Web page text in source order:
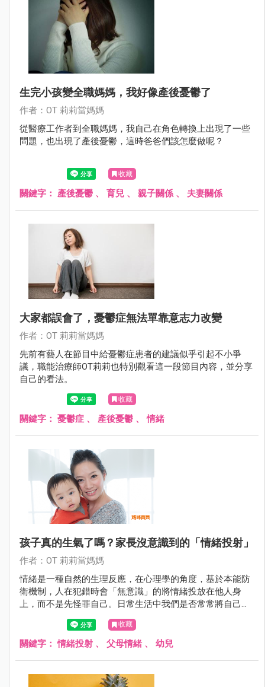
生完小孩變全職媽媽，我好像產後憂鬱了
作者：OT 莉莉當媽媽
從醫療工作者到全職媽媽，我自己在角色轉換上出現了一些
問題，也出現了產後憂鬱，這時爸爸們該怎麼做呢？
收藏
關鍵字： 產後憂鬱 、 育兒 、 親子關係 、 夫妻關係
大家都誤會了，憂鬱症無法單靠意志力改變
作者：OT 莉莉當媽媽
先前有藝人在節目中給憂鬱症患者的建議似乎引起不小爭
議，職能治療師OT莉莉也特別觀看這一段節目內容，並分享
自己的看法。
收藏
關鍵字： 憂鬱症 、 產後憂鬱 、情緒
孩子真的生氣了嗎？家長沒意識到的「情緒投射」
作者：OT 莉莉當媽媽
情緒是一種自然的生理反應，在心理學的角度，基於本能防
衛機制，人在犯錯時會「無意識」的將情緒投放在他人身
上，而不是先怪罪自己。日常生活中我們是否常常將自己的
情緒反應投射在小孩身上呢？
收藏
關鍵字：情緒投射 、 父母情緒 、 幼兒